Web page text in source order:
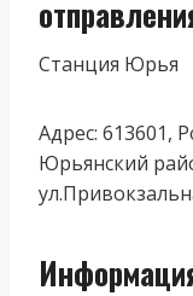
Станция Юрья
Адрес: 613601,
Юрьянский